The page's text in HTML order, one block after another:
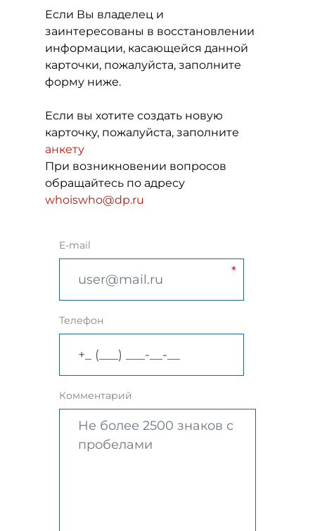
Если Вы владелец и
заинтересованы в восстановлении
информации, касающейся данной
карточки, пожалуйста, заполните
форму ниже.
Если вы хотите создать новую
карточку, пожалуйста, заполните
анкету
При возникновении вопросов
обращайтесь по адресу
whoiswho@dp.ru
E-mail
Телефон
Комментарий